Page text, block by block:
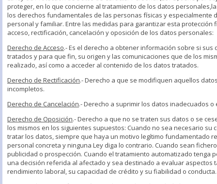
proteger, en lo que concierne al tratamiento de los datos
los derechos fundamentales de las personas físicas y especialmente
personal y familiar. Entre las medidas para garantizar esta protección
acceso, rectificación, cancelación y oposición de los datos personales:
Derecho de Acceso.- Es el derecho a obtener información sobre si sus
tratados y para que fin, su origen y las comunicaciones que de los
realizado, así como a acceder al contenido de los datos tratados.
Derecho de Rectificación.- Derecho a que se modifiquen aquellos
incompletos.
Derecho de Cancelación.- Derecho a suprimir los datos inadecuados o
Derecho de Oposición.- Derecho a que no se traten sus datos o se
los mismos en los siguientes supuestos: Cuando no sea necesario su
tratar los datos, siempre que haya un motivo legítimo fundamentado
personal concreta y ninguna Ley diga lo contrario. Cuando sean
publicidad o prospección. Cuando el tratamiento automatizado tenga
una decisión referida al afectado y sea destinado a evaluar aspectos
rendimiento laboral, su capacidad de crédito y su fiabilidad o conducta.